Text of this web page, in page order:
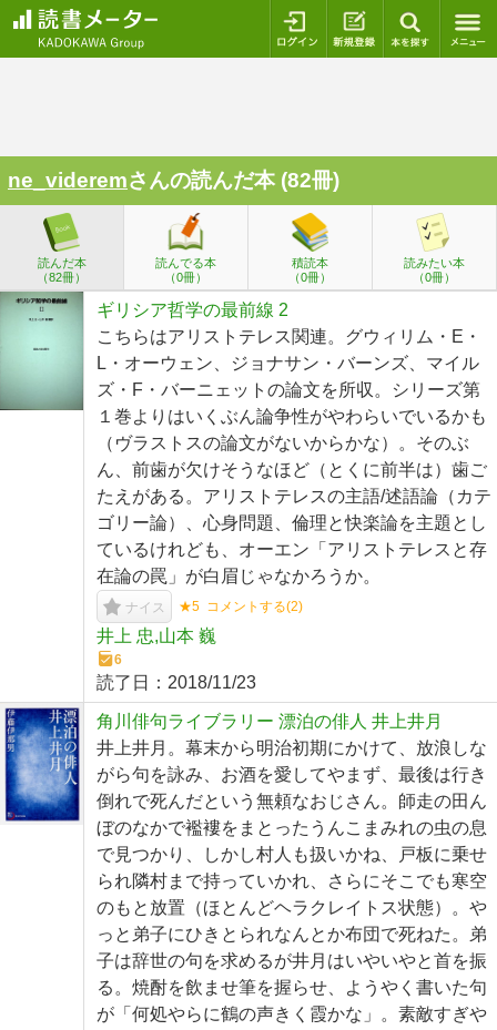
ログイン 新規登録
ne_videremさんの読んだ本 (82冊)
読んだ本
（82冊）
読んでる本
（0冊）
積読本
（0冊）
読みたい本
（0冊）
ギリシア哲学の最前線 2
こちらはアリストテレス関連。グウィリム・E・
L・オーウェン、ジョナサン・バーンズ、マイル
ズ・F・バーニェットの論文を所収。シリーズ第
１巻よりはいくぶん論争性がやわらいでいるかも
（ヴラストスの論文がないからかな）。そのぶ
ん、前歯が欠けそうなほど（とくに前半は）歯ご
たえがある。アリストテレスの主語/述語論（カテ
ゴリー論）、心身問題、倫理と快楽論を主題とし
ているけれども、オーエン「アリストテレスと存
在論の罠」が白眉じゃなかろうか。
ナイス ★5 コメントする(2)
井上 忠,山本 巍
6
読了日： 2018/11/23
角川俳句ライブラリー 漂泊の俳人 井上井月
井上井月。幕末から明治初期にかけて、放浪しな
がら句を詠み、お酒を愛してやまず、最後は行き
倒れで死んだという無頼なおじさん。師走の田ん
ぼのなかで襤褸をまとったうんこまみれの虫の息
で見つかり、しかし村人も扱いかね、戸板に乗せ
られ隣村まで持っていかれ、さらにそこでも寒空
のもと放置（ほとんどヘラクレイトス状態）。や
っと弟子にひきとられなんとか布団で死ねた。弟
子は辞世の句を求めるが井月はいやいやと首を振
る。焼酎を飲ませ筆を握らせ、ようやく書いた句
が「何処やらに鶴の声きく霞かな」。素敵すぎや